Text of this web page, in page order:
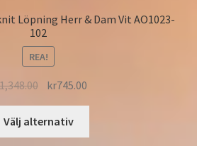
Löpning Herr & Dam Vit AO1023-
102
REA!
kr745.00
Välj alternativ